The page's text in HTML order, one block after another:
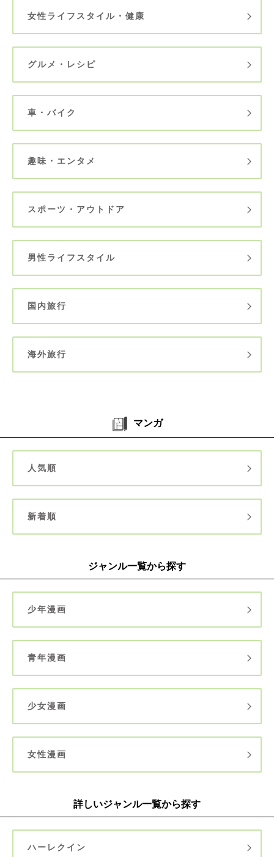
女性ライフスタイル・健康
グルメ・レシピ
車・バイク
趣味・エンタメ
スポーツ・アウトドア
男性ライフスタイル
国内旅行
海外旅行
マンガ
人気順
新着順
ジャンル一覧から探す
少年漫画
青年漫画
少女漫画
女性漫画
詳しいジャンル一覧から探す
ハーレクイン